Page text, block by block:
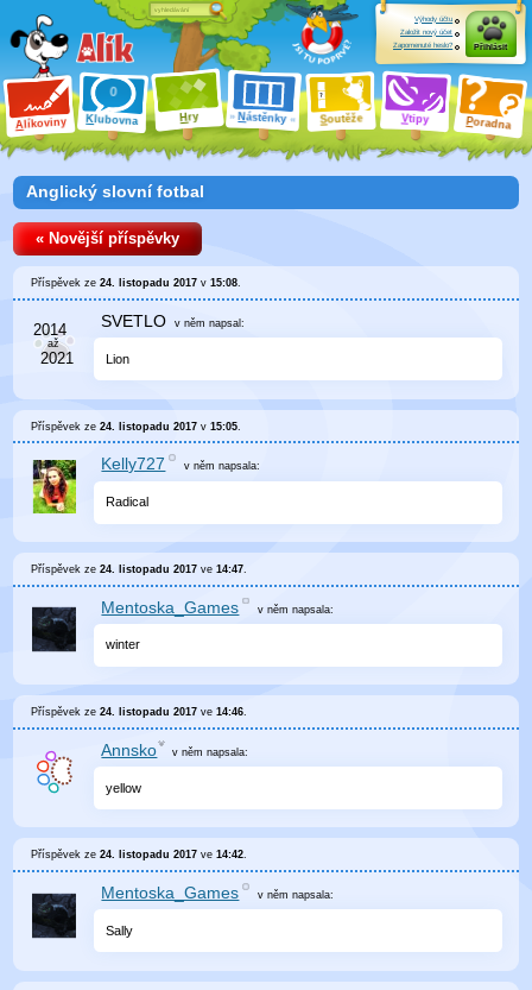
Alíkoviny Klubovna Hry Nástěnky Soutěže Vtipy Poradna
Výhody účtu
Založit nový účet
Zapomenuté heslo?
Přihlásit
Anglický slovní fotbal
« Novější příspěvky
Příspěvek ze24. listopadu 2017 v15:08.
SVETLO v něm napsal:
Lion
Příspěvek ze24. listopadu 2017 v15:05
Kelly727 v němnapsala:
Radical
Příspěvek ze24. listopadu 2017 ve14:47
Mentoska_Games v němnapsala:
winter
Příspěvek ze24. listopadu 2017 ve14:46.
Annsko v něm napsala:
yellow
Příspěvek ze24. listopadu 2017 ve14:42.
Mentoska_Games v němnapsala:
Sally